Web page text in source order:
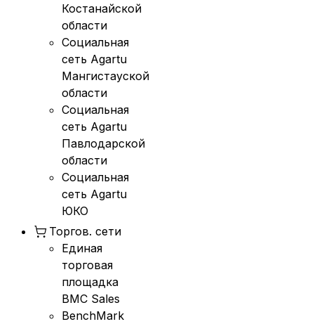
Костанайской
области
Социальная
сеть Agartu
Мангистауской
области
Социальная
сеть Agartu
Павлодарской
области
Социальная
сеть Agartu
ЮКО
Торгов. сети
Единая
торговая
площадка
BMC Sales
BenchMark